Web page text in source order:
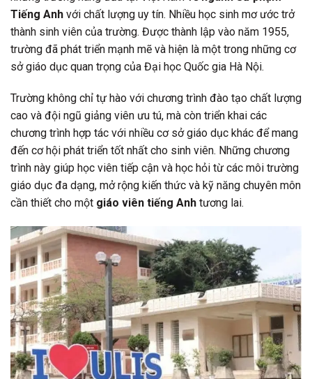
Tiếng Anh với chất lượng uy tín. Nhiều học sinh mơ ước trở
thành sinh viên của trường. Được thành lập vào năm 1955,
trường đã phát triển mạnh mẽ và hiện là một trong những cơ
sở giáo dục quan trọng của Đại học Quốc gia Hà Nội.
Trường không chỉ tự hào với chương trình đào tạo chất lượng
cao và đội ngũ giảng viên ưu tú, mà còn triển khai các
chương trình hợp tác với nhiều cơ sở giáo dục khác để mang
đến cơ hội phát triển tốt nhất cho sinh viên. Những chương
trình này giúp học viên tiếp cận và học hỏi từ các môi trường
giáo dục đa dạng, mở rộng kiến thức và kỹ năng chuyên môn
cần thiết cho một giáo viên tiếng Anh tương lai.